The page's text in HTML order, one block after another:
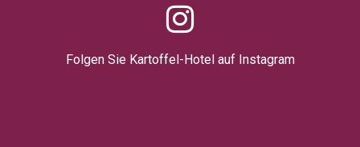
Folgen Sie Kartoffel-Hotel auf Instagram